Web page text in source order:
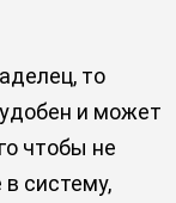
то
и может
чтобы не
систему,